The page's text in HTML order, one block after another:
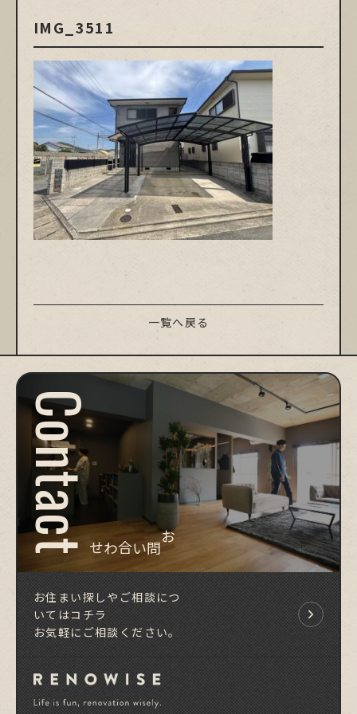
IMG_3511
一覧へ戻る
Contact
お問い合わせ
お住まい探しやご相談につ
いてはコチラ
お気軽にご相談ください。